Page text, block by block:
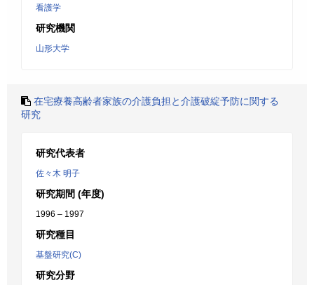
看護学
研究機関
山形大学
在宅療養高齢者家族の介護負担と介護破綻予防に関する
研究
研究代表者
佐々木 明子
研究期間 (年度)
1996 – 1997
研究種目
基盤研究(C)
研究分野